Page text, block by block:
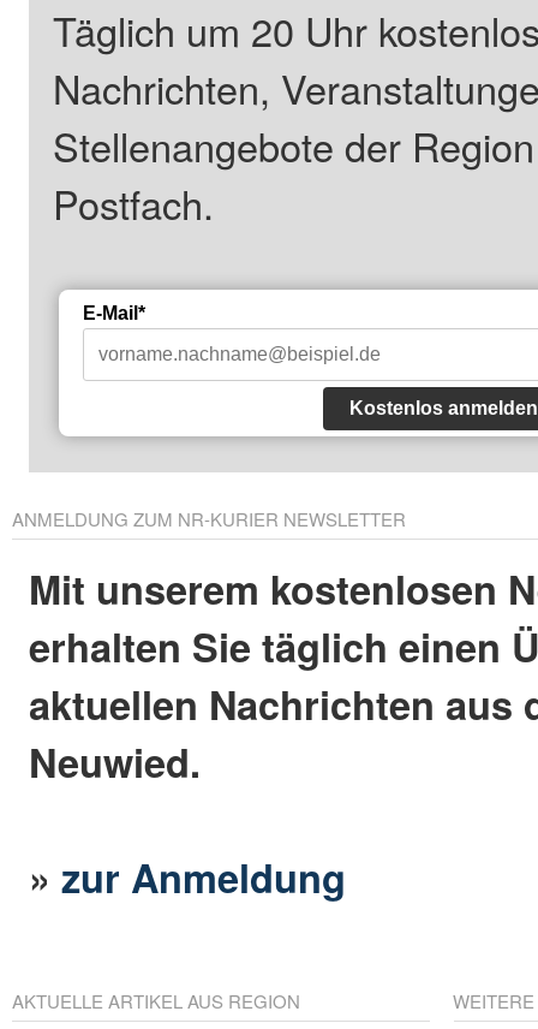
Täglich um 20 Uhr
Nachrichten,
Stellenangebote der
Postfach.
E-Mail*
Kostenlos anmelden
ANMELDUNG ZUM NR-KURIER NEWSLETTER
Mit unserem kostenlosen
erhalten Sie täglich einen
aktuellen Nachrichten aus
Neuwied.
»zur Anmeldung
AKTUELLE ARTIKEL AUS REGION